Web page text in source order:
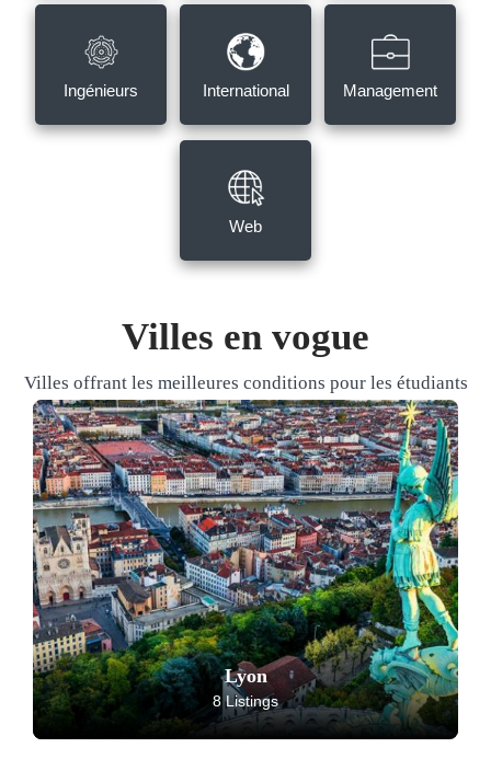
Ingénieurs International Management
Web
Villes en vogue
Villes offrant les meilleures conditions pour les étudiants
Lyon
8 Listings